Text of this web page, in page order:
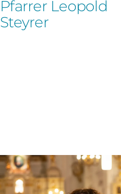
Pfarrer Leopold
Steyrer